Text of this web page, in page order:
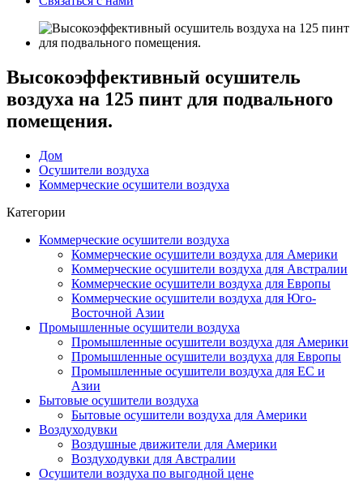
Высокоэффективный осушитель
воздуха на 125 пинт для подвального
помещения.
Дом
Осушители воздуха
Коммерческие осушители воздуха
Категории
Коммерческие осушители воздуха
Коммерческие осушители воздуха для Америки
Коммерческие осушители воздуха для Австралии
Коммерческие осушители воздуха для Европы
Коммерческие осушители воздуха для Юго-
Восточной Азии
Промышленные осушители воздуха
Промышленные осушители воздуха для Америки
Промышленные осушители воздуха для Европы
Промышленные осушители воздуха для ЕС и
Азии
Бытовые осушители воздуха
Бытовые осушители воздуха для Америки
Воздуходувки
Воздушные движители для Америки
Воздуходувки для Австралии
Осушители воздуха по выгодной цене